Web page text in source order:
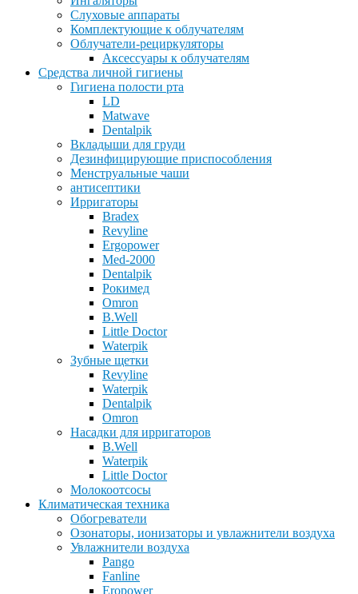
Слуховые аппараты
Комплектующие к облучателям
Облучатели-рециркуляторы
Аксессуары к облучателям
Средства личной гигиены
Гигиена полости рта
LD
Matwave
Dentalpik
Вкладыши для груди
Дезинфицирующие приспособления
Менструальные чаши
антисептики
Ирригаторы
Bradex
Revyline
Ergopower
Med-2000
Dentalpik
Рокимед
Omron
B.Well
Little Doctor
Waterpik
Зубные щетки
Revyline
Waterpik
Dentalpik
Omron
Насадки для ирригаторов
B.Well
Waterpik
Little Doctor
Молокоотсосы
Климатическая техника
Обогреватели
Озонаторы, ионизаторы и увлажнители воздуха
Увлажнители воздуха
Pango
Fanline
Eropower